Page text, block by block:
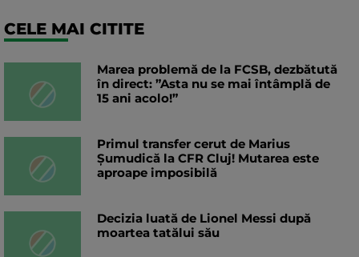
CELE MAI CITITE
Marea problemă de la FCSB, dezbătută
în direct: ”Asta nu se mai întâmplă de
15 ani acolo!”
Primul transfer cerut de Marius
Șumudică la CFR Cluj! Mutarea este
aproape imposibilă
Decizia luată de Lionel Messi după
moartea tatălui său